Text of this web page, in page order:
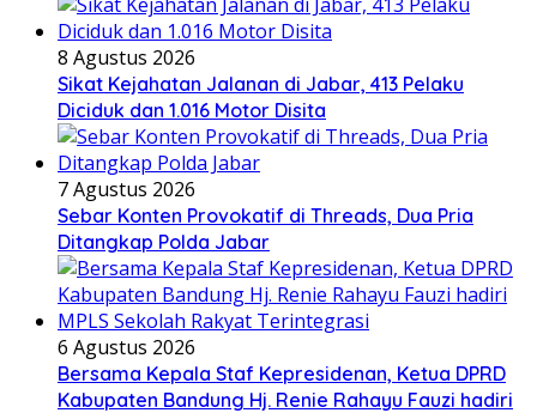
8 Agustus 2026
Sikat Kejahatan Jalanan di Jabar, 413 Pelaku
Diciduk dan 1.016 Motor Disita
7 Agustus 2026
Sebar Konten Provokatif di Threads, Dua Pria
Ditangkap Polda Jabar
6 Agustus 2026
Bersama Kepala Staf Kepresidenan, Ketua DPRD
Kabupaten Bandung Hj. Renie Rahayu Fauzi hadiri